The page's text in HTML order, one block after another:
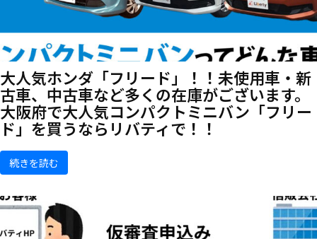
大人気ホンダ「フリード」！！未使用車・新
古車、中古車など多くの在庫がございます。
大阪府で大人気コンパクトミニバン「フリー
ド」を買うならリバティで！！
続きを読む